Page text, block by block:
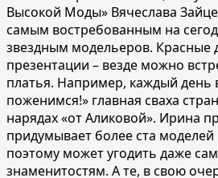
Высокой Моды» Вячеслава
самым востребованным на
звездным модельеров.
презентации – везде можно
платья. Например, каждый день
поженимся!» главная сваха
нарядах «от Аликовой». Ирина
придумывает более ста моделей
поэтому может угодить даже
знаменитостям. А те, в свою